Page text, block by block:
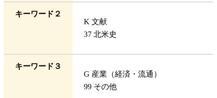
キーワード２
K 文献
37 北米史
キーワード３
G 産業（経済・流通）
99 その他